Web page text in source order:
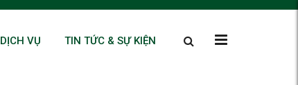
DỊCH VỤ TIN TỨC & SỰ KIỆN